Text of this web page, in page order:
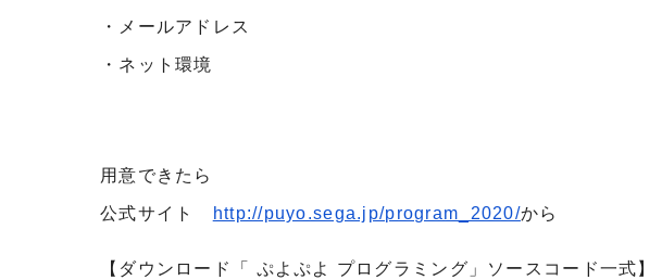
・メールアドレス
・ネット環境
用意できたら
公式サイト http://puyo.sega.jp/program_2020/から
【ダウンロード「 ぷよぷよ プログラミング」ソースコード一式】